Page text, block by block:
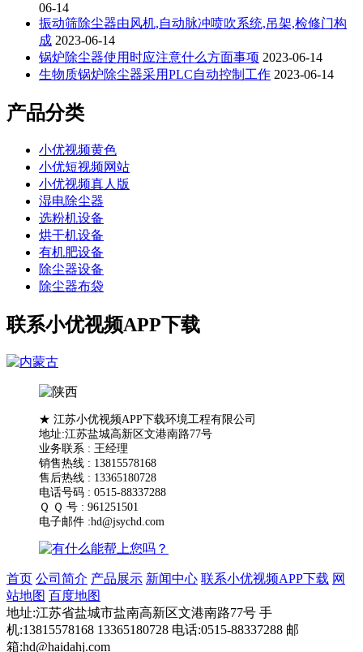
06-14
振动筛除尘器由风机,自动脉冲喷吹系统,吊架,检修门构
成 2023-06-14
锅炉除尘器使用时应注意什么方面事项 2023-06-14
生物质锅炉除尘器采用PLC自动控制工作 2023-06-14
产品分类
小优视频黄色
小优短视频网站
小优视频真人版
湿电除尘器
选粉机设备
烘干机设备
有机肥设备
除尘器设备
除尘器布袋
联系小优视频APP下载
★ 江苏小优视频APP下载环境工程有限公司
地址:江苏盐城高新区文港南路77号
业务联系 : 王经理
销售热线 : 13815578168
售后热线 : 13365180728
电话号码 : 0515-88337288
Ｑ Ｑ 号 : 961251501
电子邮件 :hd@jsychd.com
首页 公司简介 产品展示 新闻中心 联系小优视频APP下载 网
站地图 百度地图
地址:江苏省盐城市盐南高新区文港南路77号 手
机:13815578168 13365180728 电话:0515-88337288 邮
箱:hd@haidahj.com